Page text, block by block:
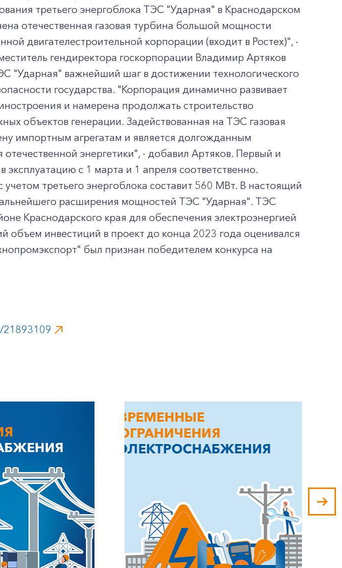
третьего энергоблока ТЭС "Ударная" в Краснодарском
отечественная газовая турбина большой мощности
двигателестроительной корпорации (входит в Ростех)", -
гендиректора госкорпорации Владимир Артяков
"Ударная" важнейший шаг в достижении технологического
государства. "Корпорация динамично развивает
и намерена продолжать строительство
объектов генерации. Задействованная на ТЭС газовая
импортным агрегатам и является долгожданным
энергетики", - добавил Артяков. Первый и
эксплуатацию с 1 марта и 1 апреля соответственно.
третьего энергоблока составит 560 МВт. В настоящий
расширения мощностей ТЭС "Ударная". ТЭС
Краснодарского края для обеспечения электроэнергией
инвестиций в проект до конца 2023 года оценивался
был признан победителем конкурса на
21893109